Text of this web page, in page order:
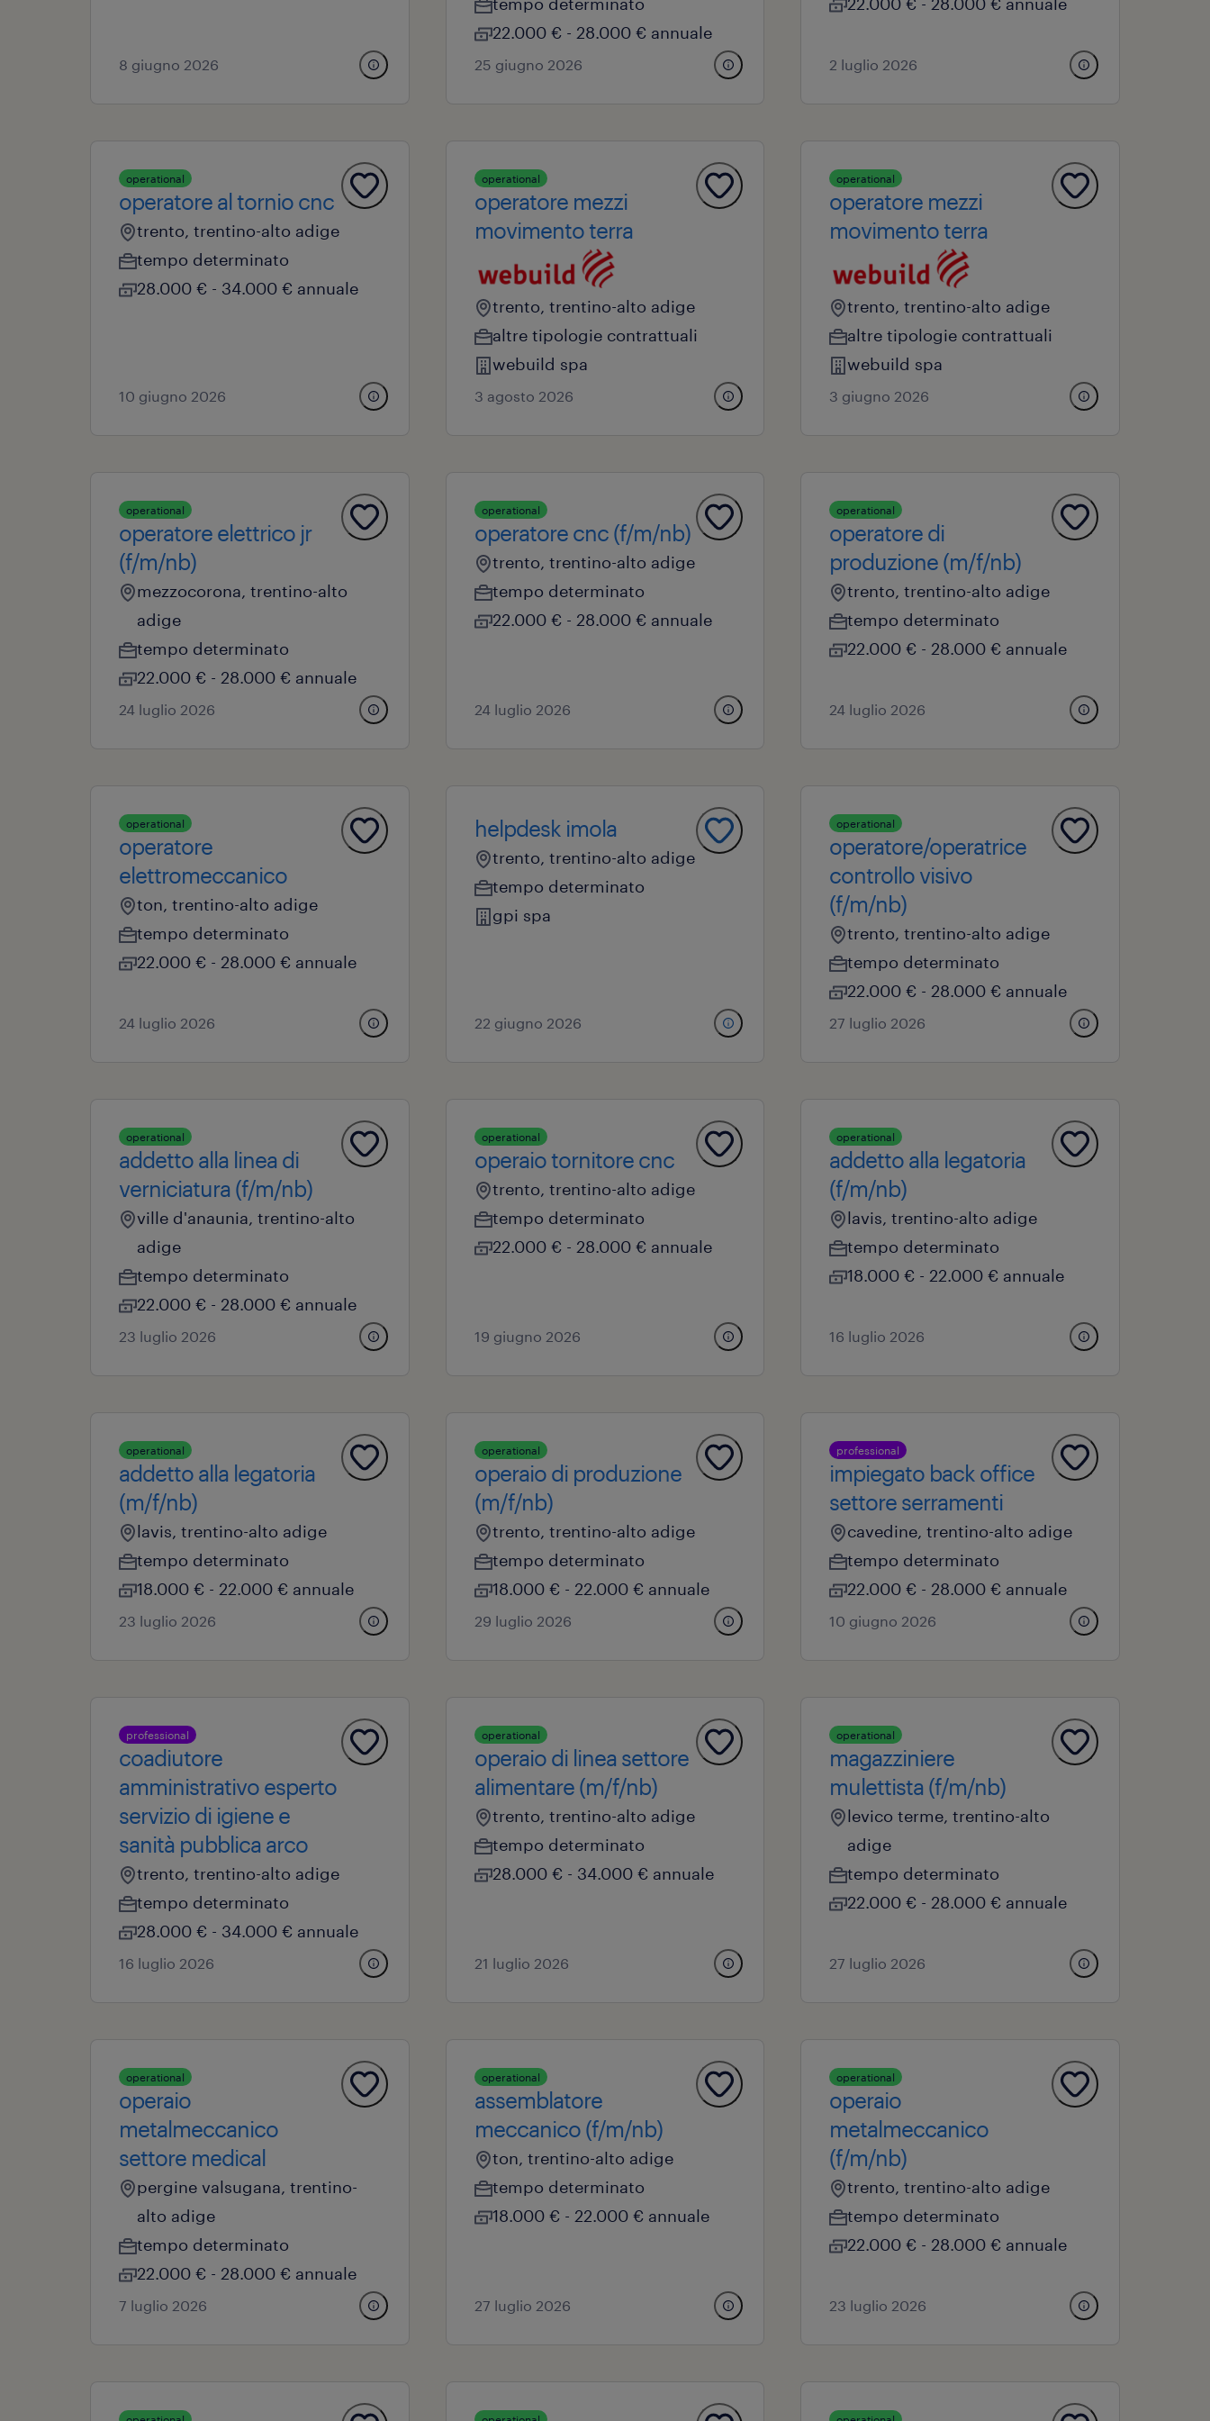
8 giugno 2026
22.000 € - 28.000 € annuale
25 giugno 2026 2 luglio 2026
operational
operatore al tornio cnc
trento, trentino-alto adige
tempo determinato
28.000 € - 34.000 € annuale
10 giugno 2026
operational
operatore mezzi
movimento terra
trento, trentino-alto adige
altre tipologie contrattuali
webuild spa
3 agosto 2026
operational
operatore mezzi
movimento terra
trento, trentino-alto adige
altre tipologie contrattuali
webuild spa
3 giugno 2026
operational
operatore elettrico jr
(f/m/nb)
mezzocorona, trentino-alto
adige
tempo determinato
22.000 € - 28.000 € annuale
24 luglio 2026
operational
operatore cnc (f/m/nb)
trento, trentino-alto adige
tempo determinato
22.000 € - 28.000 € annuale
24 luglio 2026
operational
operatore di
produzione (m/f/nb)
trento, trentino-alto adige
tempo determinato
22.000 € - 28.000 € annuale
24 luglio 2026
operational
operatore
elettromeccanico
ton, trentino-alto adige
tempo determinato
22.000 € - 28.000 € annuale
24 luglio 2026
helpdesk imola
trento, trentino-alto adige
tempo determinato
gpi spa
22 giugno 2026
operational
operatore/operatrice
controllo visivo
(f/m/nb)
trento, trentino-alto adige
tempo determinato
22.000 € - 28.000 € annuale
27 luglio 2026
operational
addetto alla linea di
verniciatura (f/m/nb)
ville d'anaunia, trentino-alto
adige
tempo determinato
22.000 € - 28.000 € annuale
23 luglio 2026
operational
operaio tornitore cnc
trento, trentino-alto adige
tempo determinato
22.000 € - 28.000 € annuale
19 giugno 2026
operational
addetto alla legatoria
(f/m/nb)
lavis, trentino-alto adige
tempo determinato
18.000 € - 22.000 € annuale
16 luglio 2026
operational
addetto alla legatoria
(m/f/nb)
lavis, trentino-alto adige
tempo determinato
18.000 € - 22.000 € annuale
23 luglio 2026
operational
operaio di produzione
(m/f/nb)
trento, trentino-alto adige
tempo determinato
18.000 € - 22.000 € annuale
29 luglio 2026
professional
impiegato back office
settore serramenti
cavedine, trentino-alto adige
tempo determinato
22.000 € - 28.000 € annuale
10 giugno 2026
professional
coadiutore
amministrativo esperto
servizio di igiene e
sanità pubblica arco
trento, trentino-alto adige
tempo determinato
28.000 € - 34.000 € annuale
16 luglio 2026
operational
operaio di linea settore
alimentare (m/f/nb)
trento, trentino-alto adige
tempo determinato
28.000 € - 34.000 € annuale
21 luglio 2026
operational
magazziniere
mulettista (f/m/nb)
levico terme, trentino-alto
adige
tempo determinato
22.000 € - 28.000 € annuale
27 luglio 2026
operational
operaio
metalmeccanico
settore medical
pergine valsugana, trentino-
alto adige
tempo determinato
22.000 € - 28.000 € annuale
7 luglio 2026
operational
assemblatore
meccanico (f/m/nb)
ton, trentino-alto adige
tempo determinato
18.000 € - 22.000 € annuale
27 luglio 2026
operational
operaio
metalmeccanico
(f/m/nb)
trento, trentino-alto adige
tempo determinato
22.000 € - 28.000 € annuale
23 luglio 2026